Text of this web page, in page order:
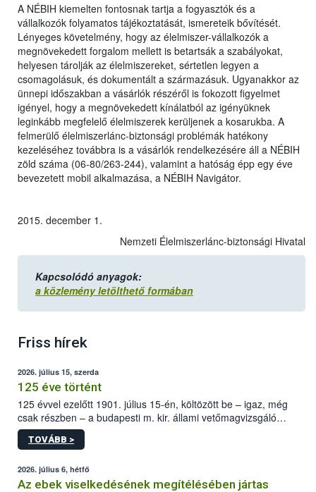
A NÉBIH kiemelten fontosnak tartja a fogyasztók és a
vállalkozók folyamatos tájékoztatását, ismereteik bővítését.
Lényeges követelmény, hogy az élelmiszer-vállalkozók a
megnövekedett forgalom mellett is betartsák a szabályokat,
helyesen tárolják az élelmiszereket, sértetlen legyen a
csomagolásuk, és dokumentált a származásuk. Ugyanakkor az
ünnepi időszakban a vásárlók részéről is fokozott figyelmet
igényel, hogy a megnövekedett kínálatból az igényüknek
leginkább megfelelő élelmiszerek kerüljenek a kosarukba. A
felmerülő élelmiszerlánc-biztonsági problémák hatékony
kezeléséhez továbbra is a vásárlók rendelkezésére áll a NÉBIH
zöld száma (06-80/263-244), valamint a hatóság épp egy éve
bevezetett mobil alkalmazása, a NÉBIH Navigátor.
2015. december 1.
Nemzeti Élelmiszerlánc-biztonsági Hivatal
Kapcsolódó anyagok:
a közlemény letölthető formában
Friss hírek
2026. július 15, szerda
125 éve történt
125 évvel ezelőtt 1901. július 15-én, költözött be – igaz, még
csak részben – a budapesti m. kir. állami vetőmagvizsgáló
állomás a Kis Rókus utca 15. szám alatti, Czigler Győző által
tervezett új épületébe.
TOVÁBB >
2026. július 6, hétfő
Az ebek viselkedésének megítélésében jártas